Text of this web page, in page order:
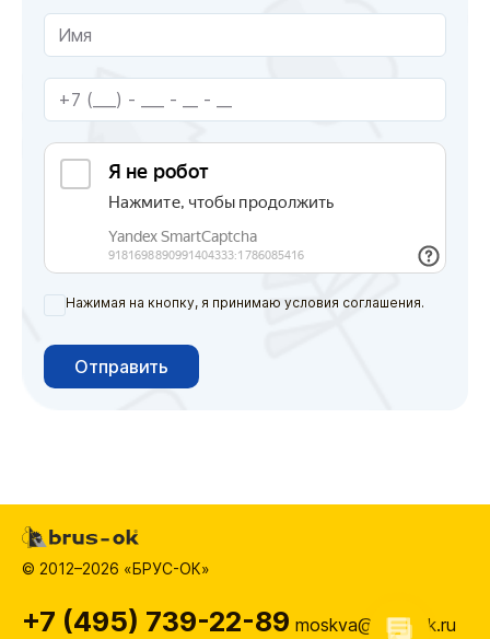
Нажимая на кнопку, я принимаю условия соглашения.
Отправить
© 2012–2026 «БРУС-ОК»
+7 (495) 739-22-89 moskva@brus-ok.ru